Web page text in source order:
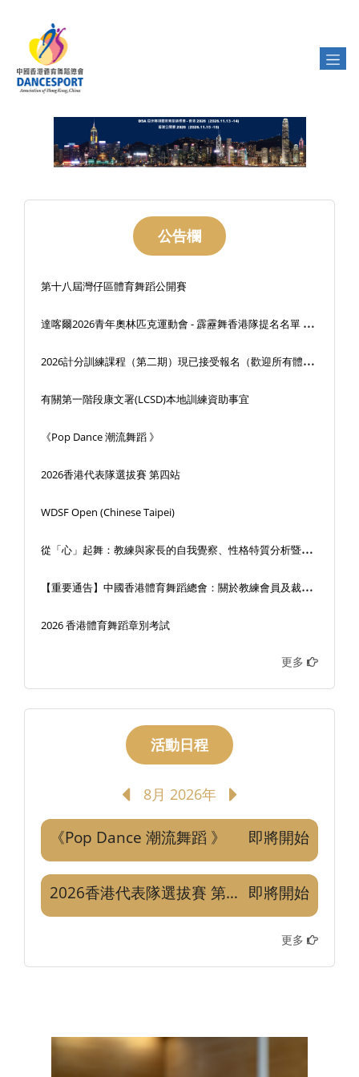
公告欄
第十八屆灣仔區體育舞蹈公開賽
達
喀爾2026青年奧林匹克運動會 - 霹靂舞香港隊提名名單 及 運動員選拔程序
2
026計分訓練課程（第二期）現已接受報名（歡迎所有體育舞蹈界持份者參加）
有關第一階段康文署(LCSD)本地訓練資助事宜
《Pop Dance 潮流舞蹈 》
2026香港代表隊選拔賽 第四站
WDSF Open (Chinese Taipei)
從
「心」起舞：教練與家長的自我覺察、性格特質分析暨正面管教進修課堂
【
重要通告】中國香港體育舞蹈總會：關於教練會員及裁判會員補交年費之安排
2026 香港體育舞蹈章別考試
更多
活動日程
8月 2026年
《Pop Dance 潮流舞蹈 》 即將開始
2026香港代表隊選拔賽 第四站即將開始
更多